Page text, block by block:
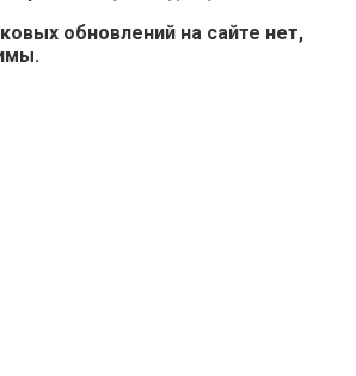
обновлений на сайте нет,